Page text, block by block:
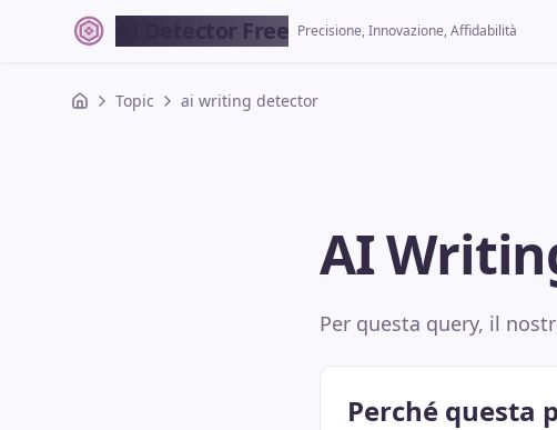
AI Detector Free Precisione, Innovazione, Affidabilità
Topic ai writing detector
AI
Per questa query, il
Perché questa